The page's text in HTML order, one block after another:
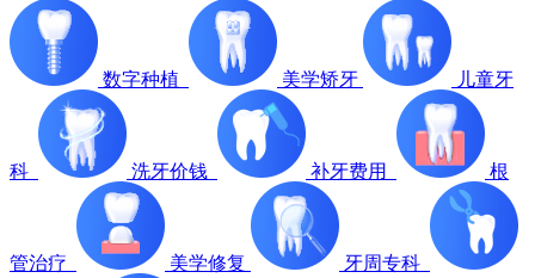
数字种植 美学矫牙 儿童牙
科 洗牙价钱 补牙费用 根
管治疗 美学修复 牙周专科